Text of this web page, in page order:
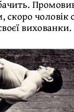
скоро чоловік
вихованки.